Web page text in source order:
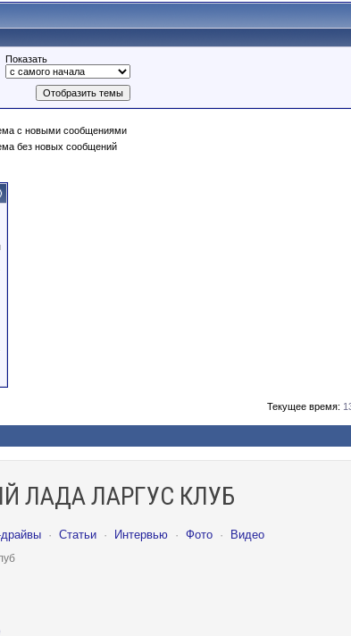
Показать
с новыми сообщениями
без новых сообщений
Текущее время:
ЛАДА ЛАРГУС КЛУБ
драйвы · Статьи · Интервью · Фото · Видео